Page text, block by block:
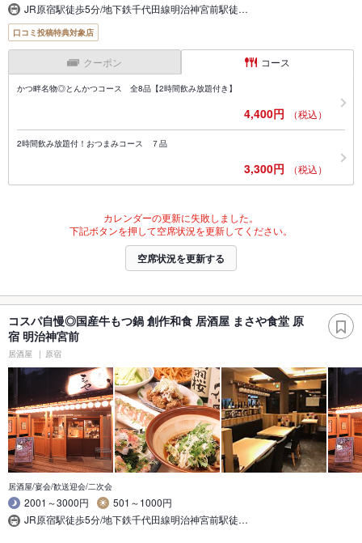
JR原宿駅徒歩5分/地下鉄千代田線明治神宮前駅徒…
口コミ投稿特典対象店
クーポン コース
かつ畔名物◎とんかつコース 全8品【2時間飲み放題付き】
4,400円 （税込）
2時間飲み放題付！おつまみコース ７品
3,300円 （税込）
カレンダーの更新に失敗しました。
下記ボタンを押して空席状況を更新してください。
空席状況を更新する
コスパ自慢◎国産牛もつ鍋 創作和食 居酒屋 まさや食堂 原
宿 明治神宮前
居酒屋 原宿
居酒屋/宴会/歓送迎会/二次会
2001～3000円
501～1000円
JR原宿駅徒歩5分/地下鉄千代田線明治神宮前駅徒…